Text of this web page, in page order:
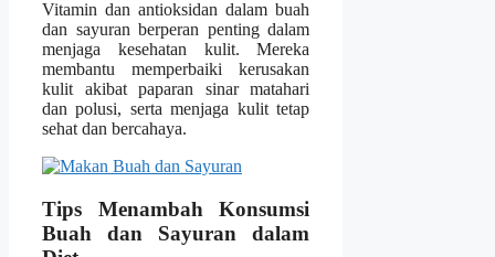
Vitamin dan antioksidan dalam buah
dan sayuran berperan penting dalam
menjaga kesehatan kulit. Mereka
membantu memperbaiki kerusakan
kulit akibat paparan sinar matahari
dan polusi, serta menjaga kulit tetap
sehat dan bercahaya.
Tips Menambah Konsumsi
Buah dan Sayuran dalam